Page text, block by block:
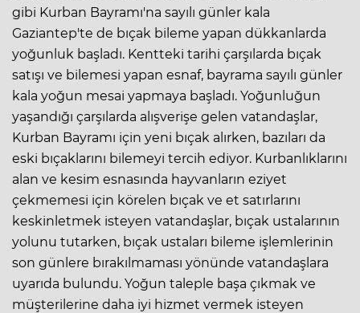
gibi Kurban Bayramı'na sayılı günler kala
Gaziantep'te de bıçak bileme yapan dükkanlarda
yoğunluk başladı. Kentteki tarihi çarşılarda bıçak
satışı ve bilemesi yapan esnaf, bayrama sayılı günler
kala yoğun mesai yapmaya başladı. Yoğunluğun
yaşandığı çarşılarda alışverişe gelen vatandaşlar,
Kurban Bayramı için yeni bıçak alırken, bazıları da
eski bıçaklarını bilemeyi tercih ediyor. Kurbanlıklarını
alan ve kesim esnasında hayvanların eziyet
çekmemesi için körelen bıçak ve et satırlarını
keskinletmek isteyen vatandaşlar, bıçak ustalarının
yolunu tutarken, bıçak ustaları bileme işlemlerinin
son günlere bırakılmaması yönünde vatandaşlara
uyarıda bulundu. Yoğun taleple başa çıkmak ve
müşterilerine daha iyi hizmet vermek isteyen